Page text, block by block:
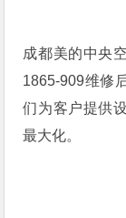
成都美的中央
1865-909维修
们为客户提供
最大化。